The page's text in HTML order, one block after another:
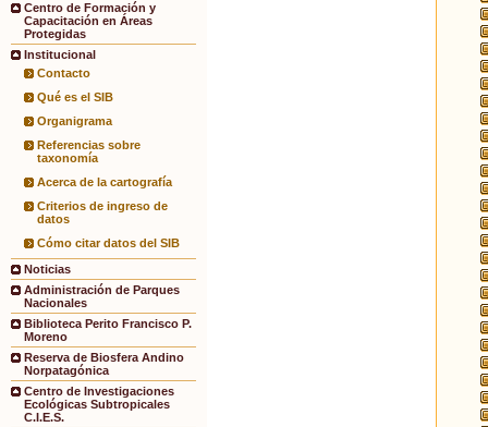
Centro de Formación y
Capacitación en Áreas
Protegidas
Institucional
Contacto
Qué es el SIB
Organigrama
Referencias sobre
taxonomía
Acerca de la cartografía
Criterios de ingreso de
datos
Cómo citar datos del SIB
Noticias
Administración de Parques
Nacionales
Biblioteca Perito Francisco P.
Moreno
Reserva de Biosfera Andino
Norpatagónica
Centro de Investigaciones
Ecológicas Subtropicales
C.I.E.S.